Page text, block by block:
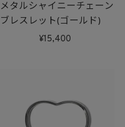
メタルシャイニーチェーン
ブレスレット(ゴールド)
15,400